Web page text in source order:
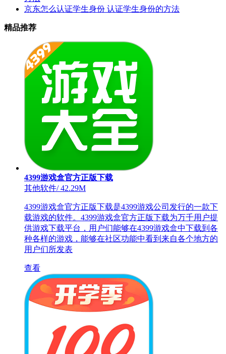
京东怎么认证学生身份 认证学生身份的方法
精品推荐
4399游戏盒官方正版下载
其他软件/42.29M
4399游戏盒官方正版下载是4399游戏公司发行的一款下
载游戏的软件。4399游戏盒官方正版下载为万千用户提
供游戏下载平台，用户们能够在4399游戏盒中下载到各
种各样的游戏，能够在社区功能中看到来自各个地方的
用户们所发表
查看